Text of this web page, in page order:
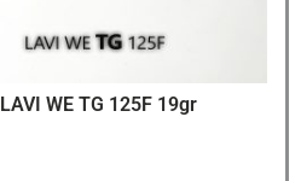
LAVI WE TG 125F 19gr